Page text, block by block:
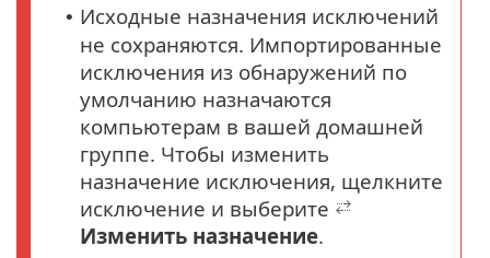
• Исходные назначения исключений
не сохраняются. Импортированные
исключения из обнаружений по
умолчанию назначаются
компьютерам в вашей домашней
группе. Чтобы изменить
назначение исключения, щелкните
исключение и выберите
Изменить назначение.